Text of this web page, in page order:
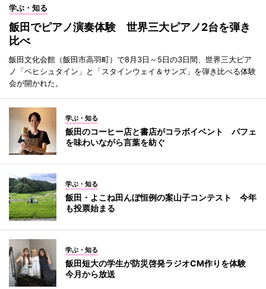
学ぶ・知る
飯田でピアノ演奏体験 世界三大ピアノ2台を弾き
比べ
飯田文化会館（飯田市高羽町）で8月3日～5日の3日間、世界三大ピア
ノ「ベヒシュタイン」と「スタインウェイ＆サンズ」を弾き比べる体験
会が開かれた。
学ぶ・知る
飯田のコーヒー店と書店がコラボイベント パフェ
を味わいながら言葉を紡ぐ
学ぶ・知る
飯田・よこね田んぼ恒例の案山子コンテスト 今年
も投票始まる
学ぶ・知る
飯田短大の学生が防災啓発ラジオCM作りを体験
今月から放送